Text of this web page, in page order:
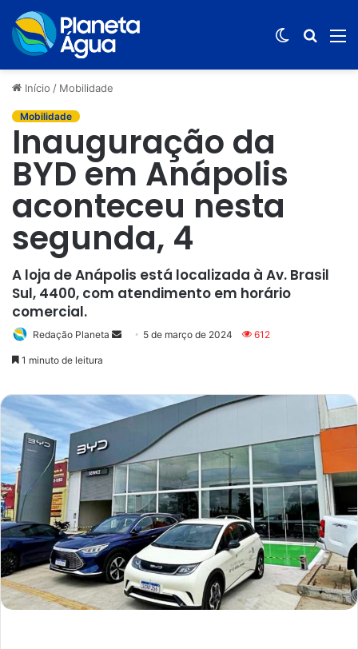
Switch
Início / Mobilidade
Mobilidade
Inauguração da
BYD em Anápolis
aconteceu nesta
segunda, 4
A loja de Anápolis está localizada à Av. Brasil
Sul, 4400, com atendimento em horário
comercial.
Redação Planeta
Mande
mail
5 de março de 2024 612
1 minuto de leitura